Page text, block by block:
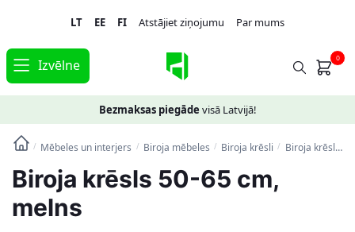
navigation
content
LT EE FI Atstājiet ziņojumu Par mums
Izvēlne 0
Bezmaksas piegāde visā Latvijā!
/ Mēbeles un interjers / Biroja mēbeles / Biroja krēsli / Biroja krēsls 50-65 cm, melns
Biroja krēsls 50-65 cm,
melns